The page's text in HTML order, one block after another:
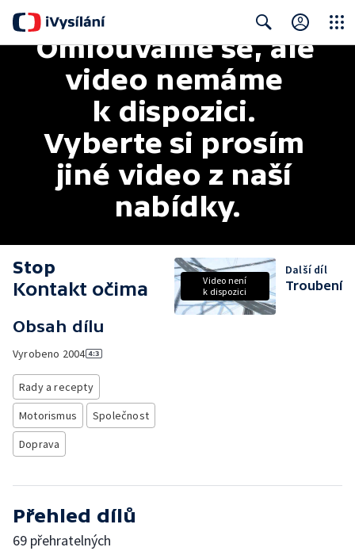
Search
Omlouváme se, ale
video nemáme
k dispozici.
Vyberte si prosím
jiné video z naší
nabídky.
Stop
Kontakt očima
Obsah dílu
Vyrobeno 2004
Rady a recepty
Motorismus
Společnost
Doprava
Video není
k dispozici
Další díl
Troubení
Přehled dílů
69 přehratelných